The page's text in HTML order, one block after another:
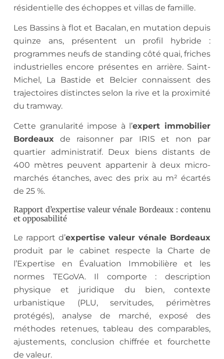
résidentielle des échoppes et villas de famille.
Les Bassins à flot et Bacalan, en mutation depuis
quinze ans, présentent un profil hybride :
programmes neufs de standing côté quai, friches
industrielles encore présentes en arrière. Saint-
Michel, La Bastide et Belcier connaissent des
trajectoires distinctes selon la rive et la proximité
du tramway.
Cette granularité impose à l’expert immobilier
Bordeaux de raisonner par IRIS et non par
quartier administratif. Deux biens distants de
400 mètres peuvent appartenir à deux micro-
marchés étanches, avec des prix au m² écartés
de 25 %.
Rapport d’expertise valeur vénale Bordeaux : contenu
et opposabilité
Le rapport d’expertise valeur vénale Bordeaux
produit par le cabinet respecte la Charte de
l’Expertise en Évaluation Immobilière et les
normes TEGoVA. Il comporte : description
physique et juridique du bien, contexte
urbanistique (PLU, servitudes, périmètres
protégés), analyse de marché, exposé des
méthodes retenues, tableau des comparables,
ajustements, conclusion chiffrée et fourchette
de valeur.